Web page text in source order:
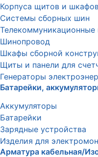
Корпуса щитов и
Системы сборных шин
Шинопровод
Шкафы сборной
Щиты и панели для
Генераторы
Батарейки,
Аккумуляторы
Батарейки
Зарядные устройства
Изделия для
Арматура кабельная/